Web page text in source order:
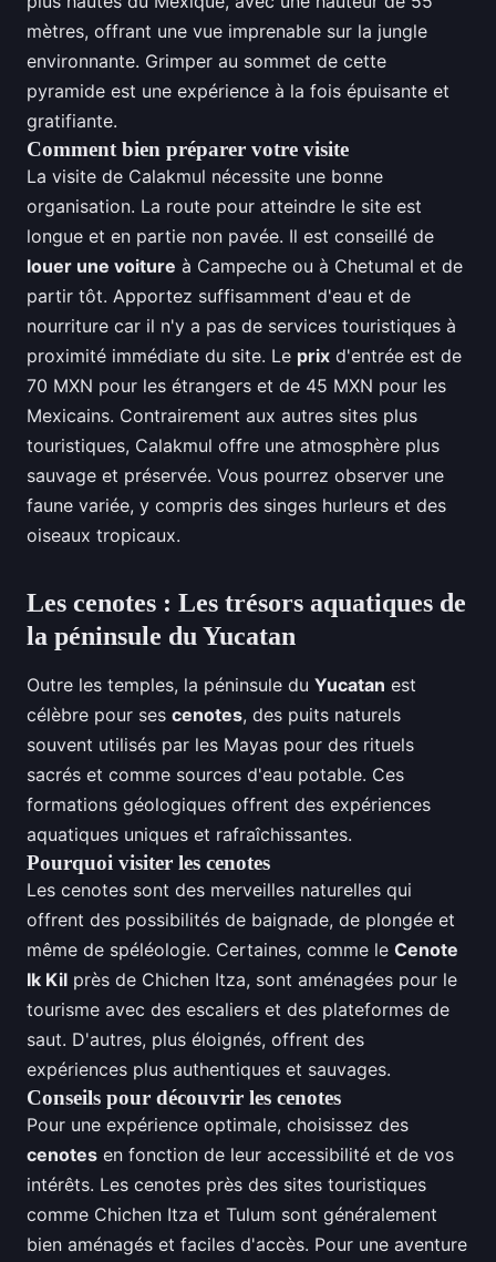
mètres, offrant une vue imprenable sur la jungle
environnante. Grimper au sommet de cette
pyramide est une expérience à la fois épuisante et
gratifiante.
Comment bien préparer votre visite
La visite de Calakmul nécessite une bonne
organisation. La route pour atteindre le site est
longue et en partie non pavée. Il est conseillé de
louer une voiture à Campeche ou à Chetumal et de
partir tôt. Apportez suffisamment d'eau et de
nourriture car il n'y a pas de services touristiques à
proximité immédiate du site. Le prix d'entrée est de
70 MXN pour les étrangers et de 45 MXN pour les
Mexicains. Contrairement aux autres sites plus
touristiques, Calakmul offre une atmosphère plus
sauvage et préservée. Vous pourrez observer une
faune variée, y compris des singes hurleurs et des
oiseaux tropicaux.
Les cenotes : Les trésors aquatiques de
la péninsule du Yucatan
Outre les temples, la péninsule du Yucatan est
célèbre pour ses cenotes, des puits naturels
souvent utilisés par les Mayas pour des rituels
sacrés et comme sources d'eau potable. Ces
formations géologiques offrent des expériences
aquatiques uniques et rafraîchissantes.
Pourquoi visiter les cenotes
Les cenotes sont des merveilles naturelles qui
offrent des possibilités de baignade, de plongée et
même de spéléologie. Certaines, comme le Cenote
Ik Kil près de Chichen Itza, sont aménagées pour le
tourisme avec des escaliers et des plateformes de
saut. D'autres, plus éloignés, offrent des
expériences plus authentiques et sauvages.
Conseils pour découvrir les cenotes
Pour une expérience optimale, choisissez des
cenotes en fonction de leur accessibilité et de vos
intérêts. Les cenotes près des sites touristiques
comme Chichen Itza et Tulum sont généralement
bien aménagés et faciles d'accès. Pour une aventure